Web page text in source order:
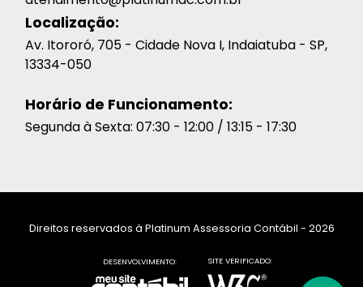
Localização:
Av. Itororó, 705 - Cidade Nova I, Indaiatuba - SP,
13334-050
Horário de Funcionamento:
Segunda à Sexta: 07:30 - 12:00 / 13:15 - 17:30
Direitos reservados à Platinum Assessoria Contábil - 2026
DESENVOLVIMENTO: SITE VERIFICADO: